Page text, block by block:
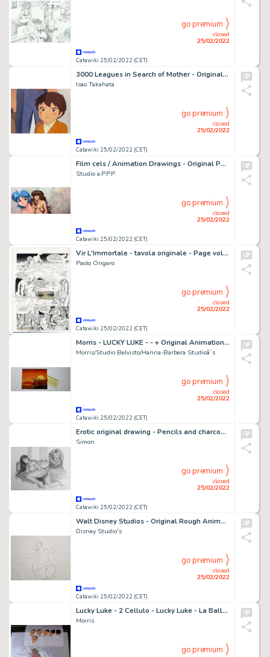
Catawiki 25/02/2022 (CET)
closed
25/02/2022
go premium
3000 Leagues in Search of Mother - Original animation cels and drawings of Marco, complete set
Isao Takahata
Catawiki 25/02/2022 (CET)
closed
25/02/2022
go premium
Film cels / Animation Drawings - Original Painted / Drawn Hentai / Anime "Cream Lemon" Art! - (1984/1987)
Studio a.P.P.P.
Catawiki 25/02/2022 (CET)
closed
25/02/2022
go premium
Vir L'Immortale - tavola originale - Page volante - Exemplaire unique - (1978)
Paolo Ongaro
Catawiki 25/02/2022 (CET)
closed
25/02/2022
go premium
Morris - LUCKY LUKE - - + Original Animation Production Cel + Certifikat of Authenticity - Exemplaire unique - (1984)
Morris/Studio Belvisto/Hanna-Barbera Studioâ´s
Catawiki 25/02/2022 (CET)
closed
25/02/2022
go premium
Erotic original drawing - Pencils and charcoal on paper - Size: 38 x 29 cm. - Exemplaire unique
Simon
Catawiki 25/02/2022 (CET)
closed
25/02/2022
go premium
Walt Disney Studios - Original Rough Animation Drawing - "Fisherman Bear" - Bedknobs and Broomsticks - (1971)
Disney Studio's
Catawiki 25/02/2022 (CET)
closed
25/02/2022
go premium
Lucky Luke - 2 Cellulo - Lucky Luke - La Ballade des Dalton - (1978)
Morris
go premium